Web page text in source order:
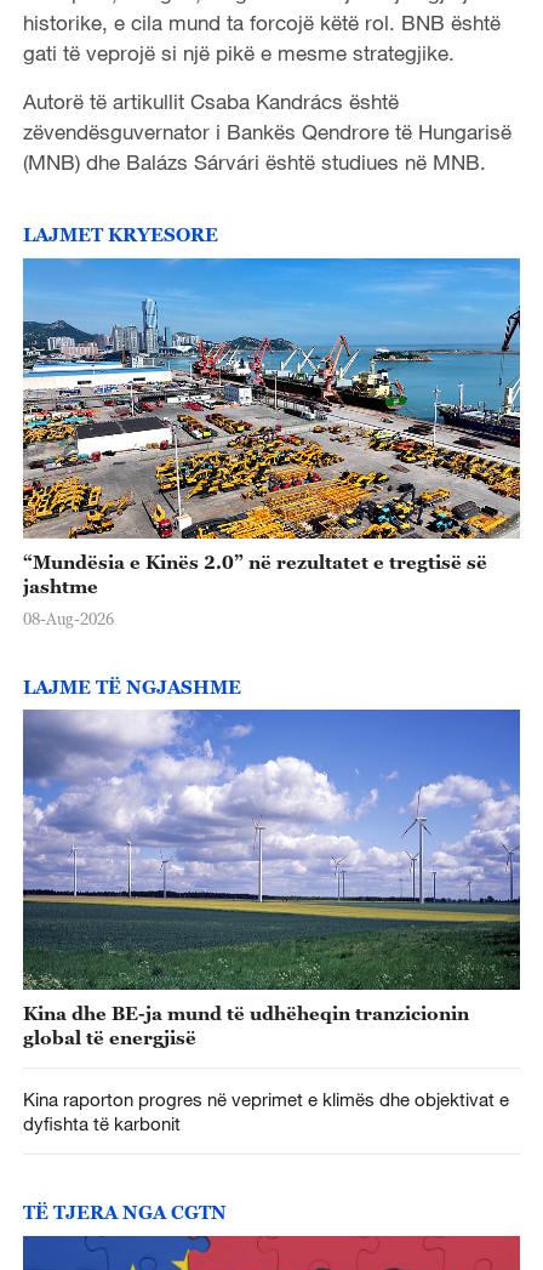
historike, e cila mund ta forcojë këtë rol. BNB është
gati të veprojë si një pikë e mesme strategjike.
Autorë të artikullit Csaba Kandrács është
zëvendësguvernator i Bankës Qendrore të Hungarisë
(MNB) dhe Balázs Sárvári është studiues në MNB.
LAJMET KRYESORE
“Mundësia e Kinës 2.0” në rezultatet e tregtisë së
jashtme
08-Aug-2026
LAJME TË NGJASHME
Kina dhe BE-ja mund të udhëheqin tranzicionin
global të energjisë
Kina raporton progres në veprimet e klimës dhe objektivat e
dyfishta të karbonit
TË TJERA NGA CGTN